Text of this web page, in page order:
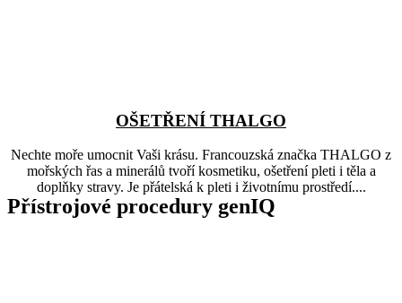
OŠETŘENÍ THALGO
Nechte moře umocnit Vaši krásu. Francouzská značka THALGO z
mořských řas a minerálů tvoří kosmetiku, ošetření pleti i těla a
doplňky stravy. Je přátelská k pleti i životnímu prostředí....
Přístrojové procedury genIQ